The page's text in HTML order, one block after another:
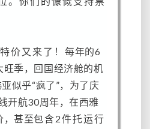
李，
绕
路，
5-
6
月
旺
价又来了！ 每年的6
旺季，回国经济舱的机
似乎“疯了”，为了庆
开航30周年，在西雅
，甚至包含2件托运行